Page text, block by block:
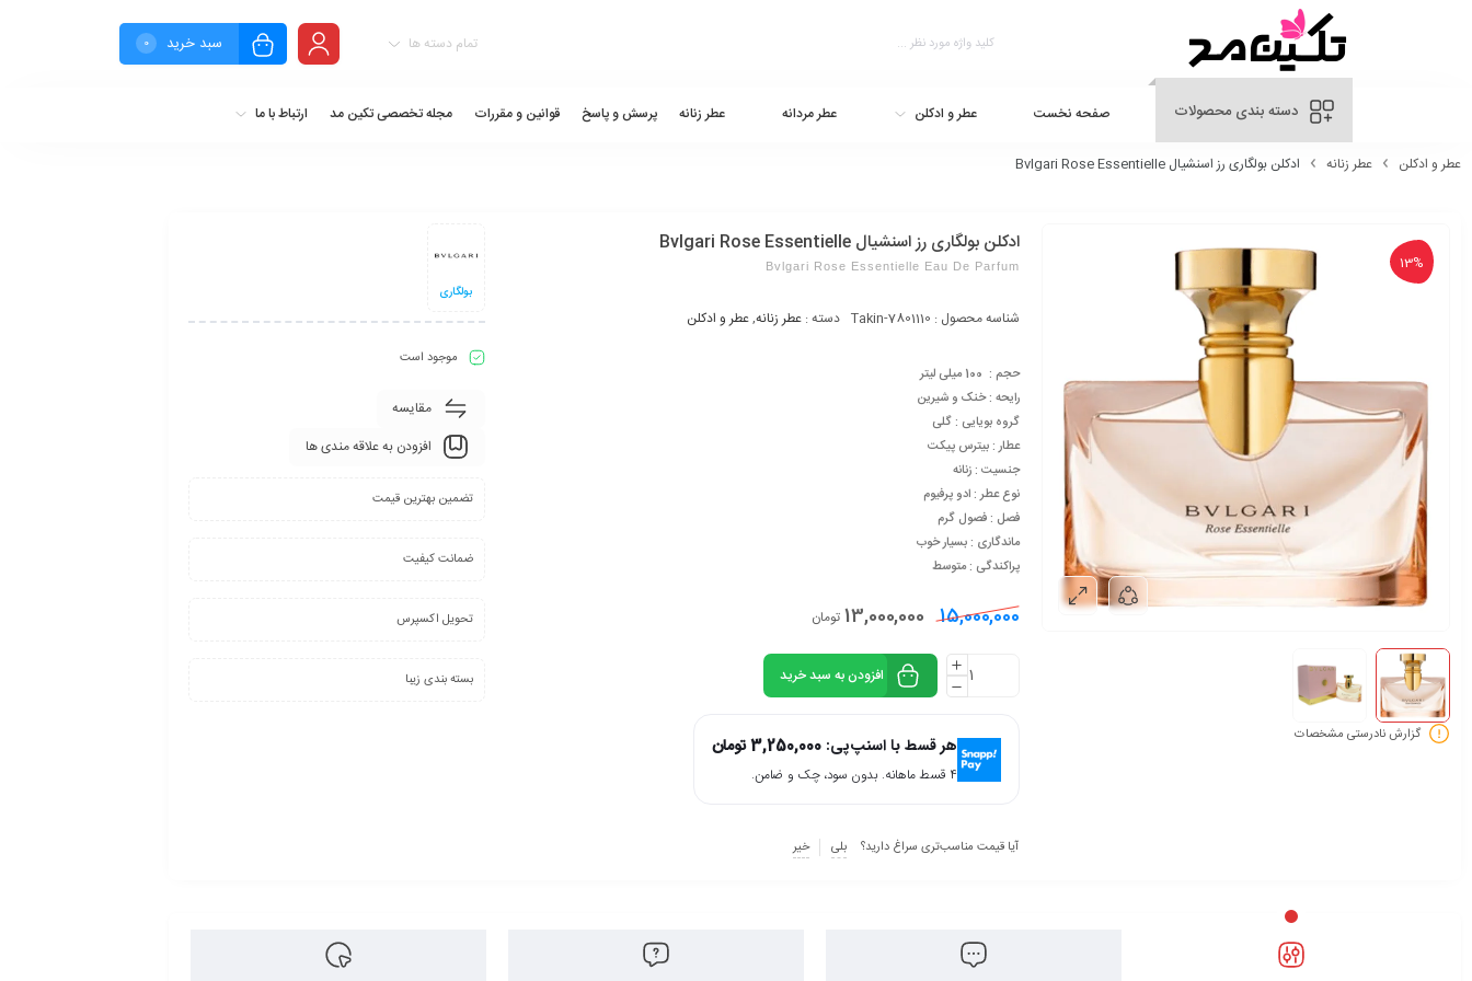
سبد خرید 0 تمام دسته ها
دسته بندی محصولات صفحه نخست عطر و ادکلن عطر مردانه عطر زنانه پرسش و پاسخ قوانین و مقررات مجله تخصصی تکین مد ارتباط با ما
عطر و ادکلن عطر زنانه ادکلن بولگاری رز اسنشیال Bvlgari Rose Essentielle
13%
گزارش نادرستی مشخصات
ادکلن بولگاری رز اسنشیال Bvlgari Rose Essentielle
Bvlgari Rose Essentielle Eau De Parfum
شناسه محصول : Takin-7801110 دسته :عطر زنانه,عطر و ادکلن
حجم : 100 میلی لیتر
رایحه : خنک و شیرین
گروه بویایی : گلی
عطار : بیترس پیکت
جنسیت : زنانه
نوع عطر : ادو پرفیوم
فصل : فصول گرم
ماندگاری : بسیار خوب
پراکندگی : متوسط
15,000,000
13,000,000 تومان
افزودن به سبد خرید
هر قسط با اسنپ‌پی:3,250,000تومان
۴ قسط ماهانه. بدون سود، چک و ضامن.
آیا قیمت مناسب‌تری سراغ دارید؟ بلی خیر
بولگاری
موجود است
مقایسه
افزودن به علاقه مندی ها
تضمین بهترین قیمت
ضمانت کیفیت
تحویل اکسپرس
بسته بندی زیبا